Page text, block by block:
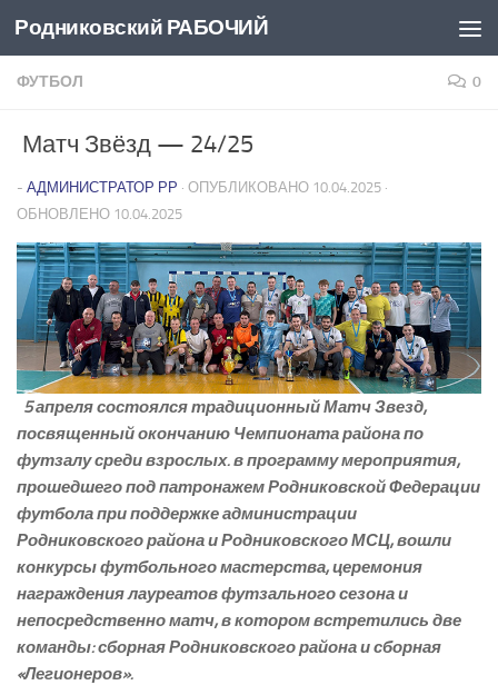
Перейти к содержимому
Родниковский РАБОЧИЙ
ФУТБОЛ 0
Матч Звёзд — 24/25
- АДМИНИСТРАТОР РР · ОПУБЛИКОВАНО 10.04.2025 ·
ОБНОВЛЕНО 10.04.2025
5 апреля состоялся традиционный Матч Звезд,
посвященный окончанию Чемпионата района по
футзалу среди взрослых. в программу мероприятия,
прошедшего под патронажем Родниковской Федерации
футбола при поддержке администрации
Родниковского района и Родниковского МСЦ, вошли
конкурсы футбольного мастерства, церемония
награждения лауреатов футзального сезона и
непосредственно матч, в котором встретились две
команды: сборная Родниковского района и сборная
«Легионеров».